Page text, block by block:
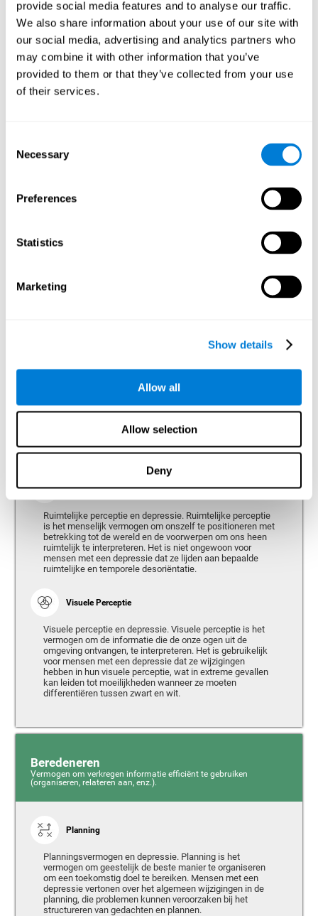
provide social media features and to analyse our traffic.
We also share information about your use of our site with
our social media, advertising and analytics partners who
may combine it with other information that you’ve
provided to them or that they’ve collected from your use
of their services.
Selection
Necessary
Preferences
Statistics
Marketing
Show details
Allow all
Allow selection
Deny
effectief uitvoeren van taken waarvoor werkgeheugen
nodig is.
Coördinatie
Hand-oog Coördinatie
is het vermogen dat het mogelijk maakt om motorische
taken die visuele feedback vereisen, efficiënt uit te
onhandigheid en gebrek aan motorische controle
normaal. Sommige studies tonen aan dat deze wijziging in
hand-oog coördinatie bij patiënten met een depressie kan
tussen wanneer we iets waarnemen en wanneer we
reageren op de prikkel. Mensen met depressie vertonen
Ruimtelijke Perceptie
Ruimtelijke perceptie en depressie. Ruimtelijke perceptie
is het menselijk vermogen om onszelf te positioneren met
betrekking tot de wereld en de voorwerpen om ons heen
ruimtelijk te interpreteren. Het is niet ongewoon voor
mensen met een depressie dat ze lijden aan bepaalde
ruimtelijke en temporele desoriëntatie.
Visuele Perceptie
Visuele perceptie en depressie. Visuele perceptie is het
vermogen om de informatie die de onze ogen uit de
omgeving ontvangen, te interpreteren. Het is gebruikelijk
voor mensen met een depressie dat ze wijzigingen
hebben in hun visuele perceptie, wat in extreme gevallen
kan leiden tot moeilijkheden wanneer ze moeten
differentiëren tussen zwart en wit.
Beredeneren
Vermogen om verkregen informatie efficiënt te gebruiken
(organiseren, relateren aan, enz.).
Planning
Planningsvermogen en depressie. Planning is het
vermogen om geestelijk de beste manier te organiseren
om een toekomstig doel te bereiken. Mensen met een
depressie vertonen over het algemeen wijzigingen in de
planning, die problemen kunnen veroorzaken bij het
structureren van gedachten en plannen.